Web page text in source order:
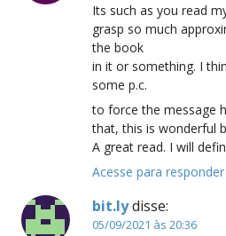
Its such as you read
grasp so much
the book
in it or something. I
some p.c.
to force the message
that, this is wonderful
A great read. I will
Acesse para responder
bit.lydisse:
05/09/2021 às 20:36